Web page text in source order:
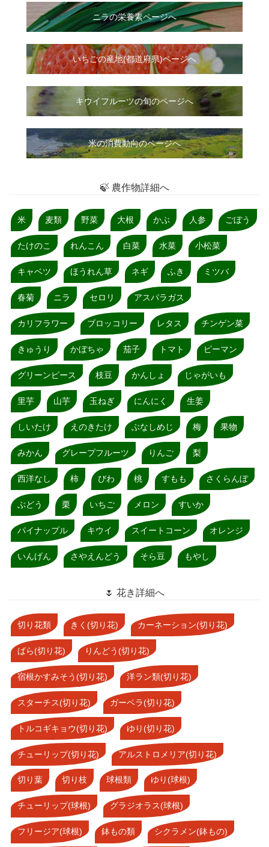
ニラの栄養素ページへ
いちごの産地(都道府県)ページへ
キウイフルーツの旬のページへ
米の消費動向のページへ
🍃 農作物詳細へ
米 麦類 野菜 大根 かぶ 人参 ごぼう
たけのこ れんこん 白菜 水菜 小松菜
キャベツ ほうれん草 ネギ ふき ミツバ
春菊 ニラ セロリ アスパラガス
カリフラワー ブロッコリー レタス チンゲン菜
きゅうり かぼちゃ 茄子 トマト ピーマン
グリーンピース 枝豆 かんしょ じゃがいも
里芋 山芋 玉ねぎ にんにく 生姜
しいたけ えのきたけ ぶなしめじ 梅 果物
みかん グレープフルーツ りんご 梨
西洋なし 柿 びわ 桃 すもも さくらんぼ
ぶどう 栗 いちご メロン すいか
パイナップル キウイ スイートコーン オレンジ
いんげん さやえんどう そら豆 もやし
🌷 花き詳細へ
切り花類 きく(切り花) カーネーション(切り花)
ばら(切り花) りんどう(切り花)
宿根かすみそう(切り花) 洋ラン類(切り花)
スターチス(切り花) ガーベラ(切り花)
トルコギキョウ(切り花) ゆり(切り花)
チューリップ(切り花) アルストロメリア(切り花)
切り葉 切り枝 球根類 ゆり(球根)
チューリップ(球根) グラジオラス(球根)
フリージア(球根) 鉢もの類 シクラメン(鉢もの)